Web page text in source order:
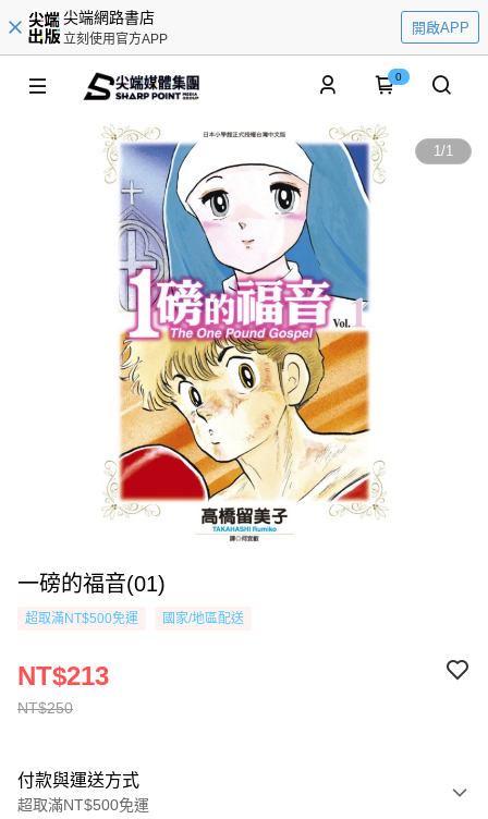
尖端網路書店
立刻使用官方APP
開啟APP
0
1/1
一磅的福音(01)
超取滿NT$500免運 國家/地區配送
NT$250
NT$213
付款與運送方式
超取滿NT$500免運